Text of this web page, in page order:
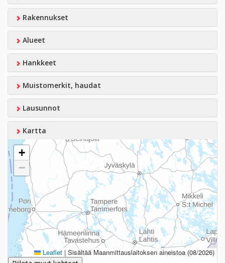
Rakennukset
Alueet
Hankkeet
Muistomerkit, haudat
Lausunnot
Kartta
+
−
Leaflet | Sisältää Maanmittauslaitoksen aineistoa (08/2026)